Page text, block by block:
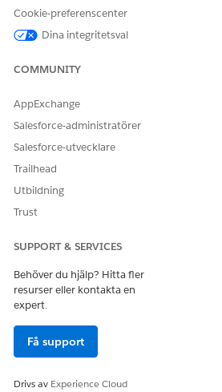
För att inleda en serviceprocess,
från sökresultaten.
filtrera serviceprocesserna.
För att se en lista över dina senast
Cookie-preferenscenter
Dina integritetsval
COMMUNITY
AppExchange
Salesforce-administratörer
Salesforce-utvecklare
Trailhead
Utbildning
Trust
SUPPORT & SERVICES
Behöver du hjälp? Hitta fler
resurser eller kontakta en
expert.
Få support
Drivs av Experience Cloud